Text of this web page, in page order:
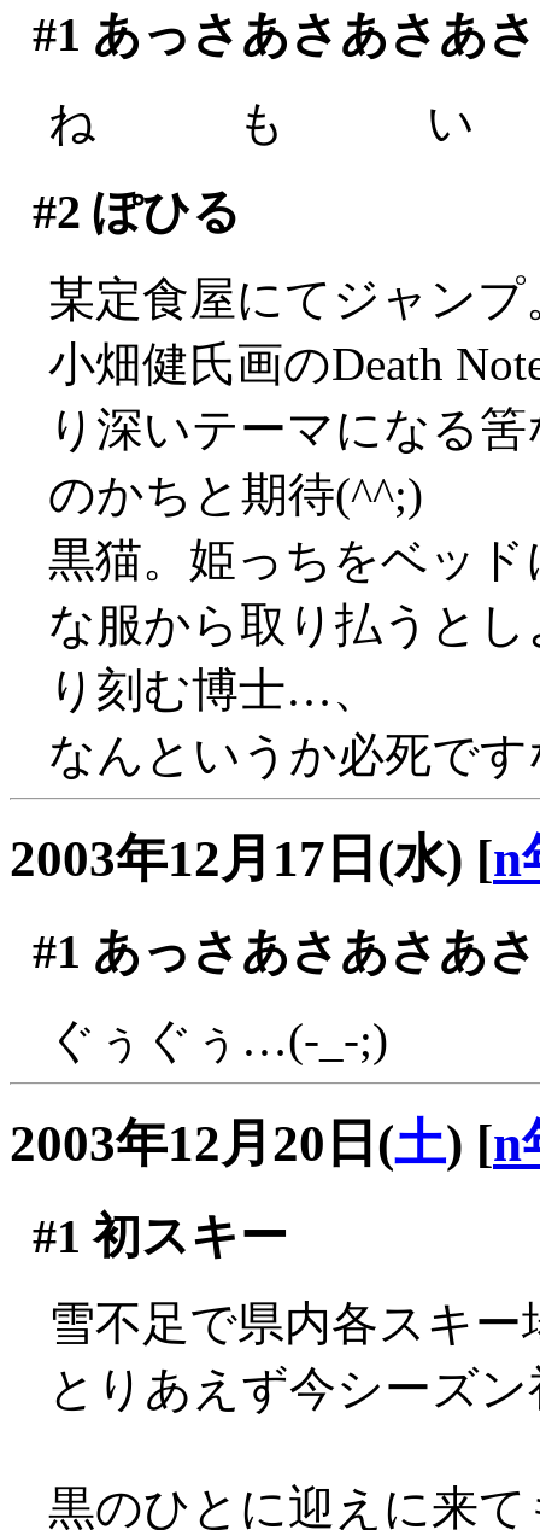
#1 あっさあさあさあ
ね も い
#2 ぽひる
某定食屋にてジャンプ
小畑健氏画のDeath
り深いテーマになる
のかちと期待(^^;)
黒猫。姫っちをベッ
な服から取り払うと
り刻む博士…、
なんというか必死で
2003年12月17日(水) [n
#1 あっさあさあさあ
ぐぅぐぅ…(-_-;)
2003年12月20日(土) [n
#1 初スキー
雪不足で県内各スキ
とりあえず今シーズ
黒のひとに迎えに来